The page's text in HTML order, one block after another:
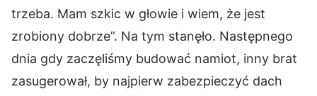
trzeba. Mam szkic w głowie i wiem, że jest
zrobiony dobrze”. Na tym stanęło. Następnego
dnia gdy zaczęliśmy budować namiot, inny brat
zasugerował, by najpierw zabezpieczyć dach